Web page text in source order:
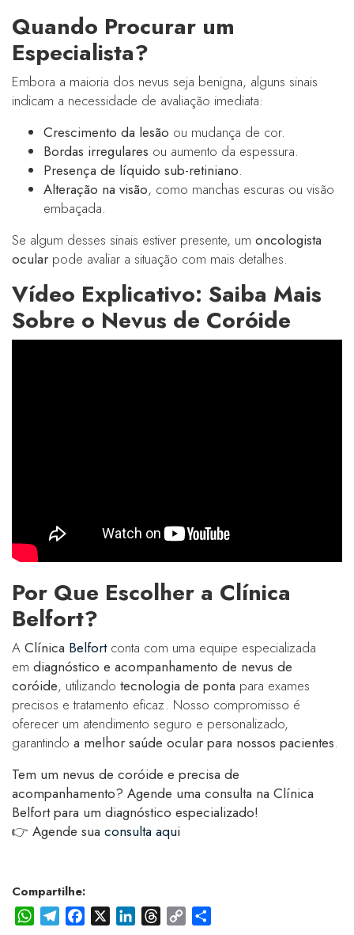
Quando Procurar um
Especialista?
Embora a maioria dos nevus seja benigna, alguns sinais
indicam a necessidade de avaliação imediata:
Crescimento da lesão ou mudança de cor.
Bordas irregulares ou aumento da espessura.
Presença de líquido sub-retiniano.
Alteração na visão, como manchas escuras ou visão
embaçada.
Se algum desses sinais estiver presente, um oncologista
ocular pode avaliar a situação com mais detalhes.
Vídeo Explicativo: Saiba Mais
Sobre o Nevus de Coróide
Por Que Escolher a Clínica
Belfort?
A Clínica Belfortconta com uma equipe especializada
em diagnóstico e acompanhamento de nevus de
coróide, utilizando tecnologia de ponta para exames
precisos e tratamento eficaz. Nosso compromisso é
oferecer um atendimento seguro e personalizado,
garantindo a melhor saúde ocular para nossos pacientes.
Tem um nevus de coróide e precisa de
acompanhamento? Agende uma consulta na Clínica
Belfort para um diagnóstico especializado!
👉 Agende sua consulta aqui
Compartilhe:
WhatsAppTelegramFacebook LinkedInThreadsCopy